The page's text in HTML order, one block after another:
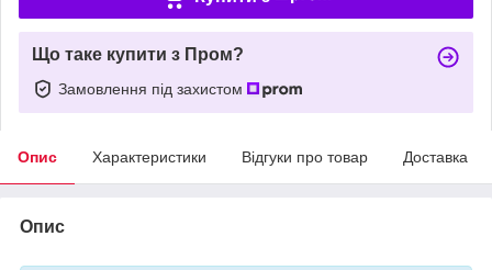
Що таке купити з Пром?
Замовлення під захистом
Опис Характеристики Відгуки про товар Доставка
Опис